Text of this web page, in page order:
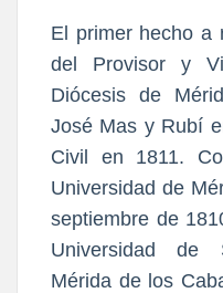
El primer hecho a
del Provisor y
Diócesis de
José Mas y Rubí
Civil en 1811.
Universidad de
septiembre de
Universidad de
Mérida de los